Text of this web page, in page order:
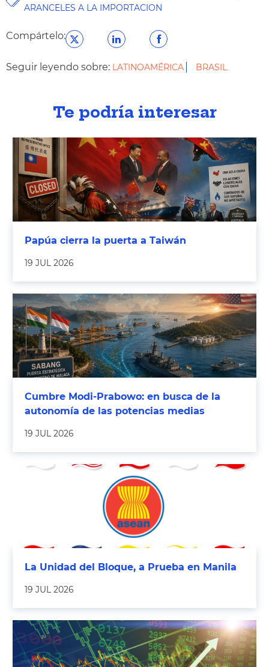
ARANCELES A LA IMPORTACION
Compártelo:
Seguir leyendo sobre: LATINOAMÉRICA BRASIL
Te podría interesar
Papúa cierra la puerta a Taiwán
19 JUL 2026
Cumbre Modi-Prabowo: en busca de la
autonomía de las potencias medias
19 JUL 2026
La Unidad del Bloque, a Prueba en Manila
19 JUL 2026